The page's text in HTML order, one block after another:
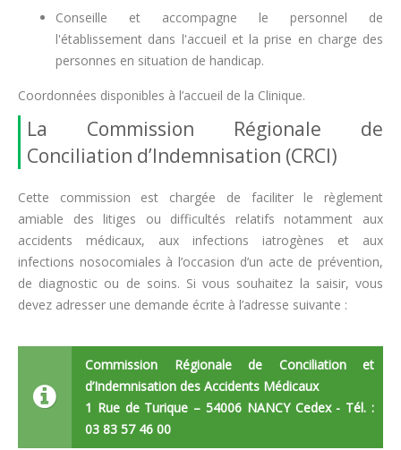
Conseille et accompagne le personnel de
l'établissement dans l'accueil et la prise en charge des
personnes en situation de handicap.
Coordonnées disponibles à l’accueil de la Clinique.
La Commission Régionale de
Conciliation d’Indemnisation (CRCI)
Cette commission est chargée de faciliter le règlement
amiable des litiges ou difficultés relatifs notamment aux
accidents médicaux, aux infections iatrogènes et aux
infections nosocomiales à l’occasion d’un acte de prévention,
de diagnostic ou de soins. Si vous souhaitez la saisir, vous
devez adresser une demande écrite à l’adresse suivante :
Commission Régionale de Conciliation et
d’Indemnisation des Accidents Médicaux
1 Rue de Turique – 54006 NANCY Cedex - Tél. :
03 83 57 46 00